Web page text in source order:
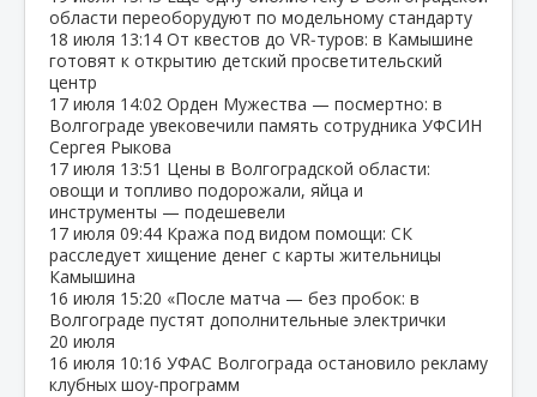
области переоборудуют по модельному стандарту
18 июля 13:14 От квестов до VR‑туров: в Камышине
готовят к открытию детский просветительский
центр
17 июля 14:02 Орден Мужества — посмертно: в
Волгограде увековечили память сотрудника УФСИН
Сергея Рыкова
17 июля 13:51 Цены в Волгоградской области:
овощи и топливо подорожали, яйца и
инструменты — подешевели
17 июля 09:44 Кража под видом помощи: СК
расследует хищение денег с карты жительницы
Камышина
16 июля 15:20 «После матча — без пробок: в
Волгограде пустят дополнительные электрички
20 июля
16 июля 10:16 УФАС Волгограда остановило рекламу
клубных шоу‑программ